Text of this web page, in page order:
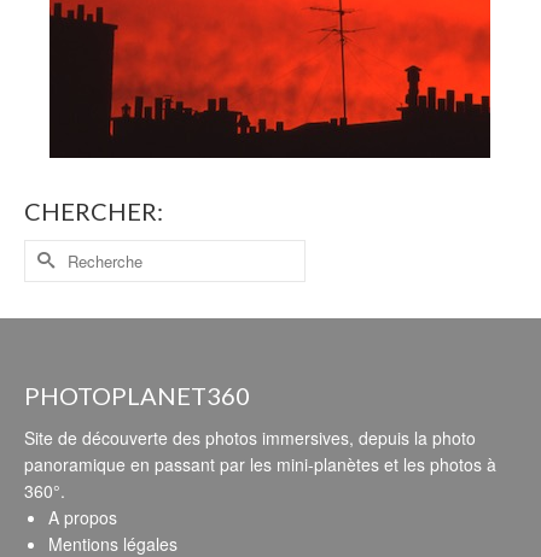
CHERCHER:
PHOTOPLANET360
Site de découverte des photos immersives, depuis la photo
panoramique en passant par les mini-planètes et les photos à
360°.
A propos
Mentions légales